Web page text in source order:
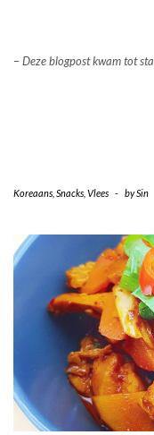
–Deze blogpost kwam tot
Koreaans Snacks Vlees - bySin